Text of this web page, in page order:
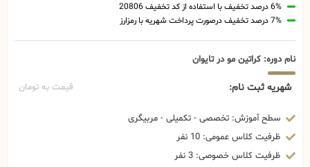
6% درصد تخفیف با استفاده از کد تخفیف 20806
7% درصد تخفیف درصورت پرداخت شهریه با رمزارز
نام دوره: کراتین مو در تایوان
شهریه ثبت نام: قیمت به تومان
سطح آموزش: تخصصی - تکمیلی - مربیگری
ظرفیت کلاس عمومی: 10 نفر
ظرفیت کلاس خصوصی: 3 نفر